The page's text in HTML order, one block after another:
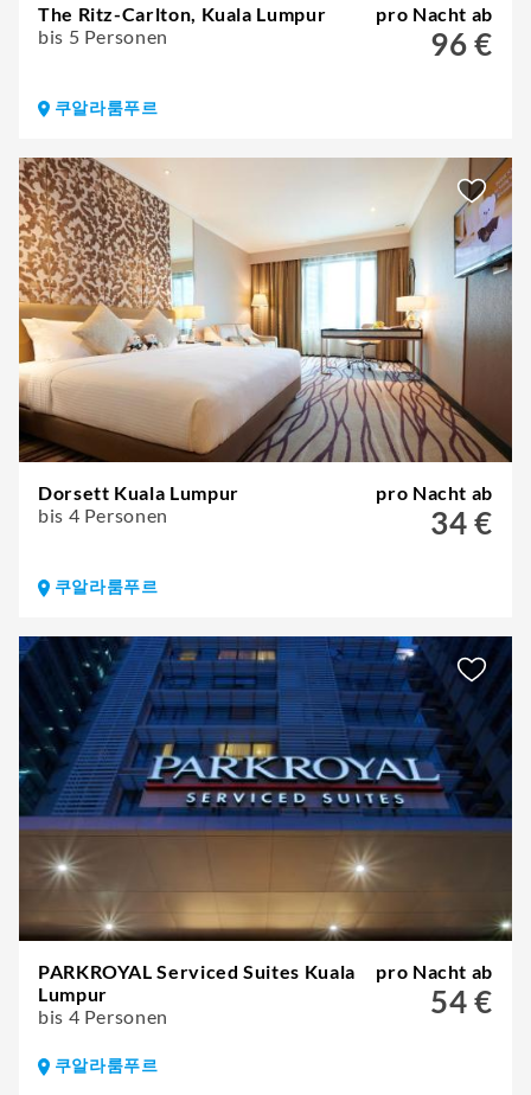
The Ritz-Carlton, Kuala Lumpur
bis 5 Personen
pro Nacht ab
96 €
쿠알라룸푸르
Dorsett Kuala Lumpur
bis 4 Personen
pro Nacht ab
34 €
쿠알라룸푸르
PARKROYAL Serviced Suites Kuala
Lumpur
bis 4 Personen
pro Nacht ab
54 €
쿠알라룸푸르